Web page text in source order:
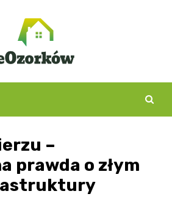
–
prawda o złym